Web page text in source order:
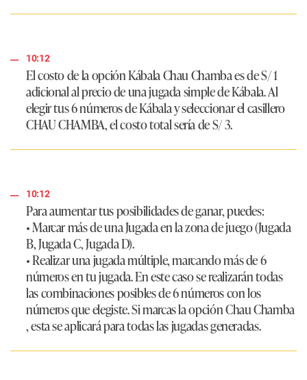
10:12
El costo de la opción Kábala Chau Chamba es de S/ 1
adicional al precio de una jugada simple de Kábala. Al
elegir tus 6 números de Kábala y seleccionar el casillero
CHAU CHAMBA, el costo total sería de S/ 3.
10:12
Para aumentar tus posibilidades de ganar, puedes:
• Marcar más de una Jugada en la zona de juego (Jugada
B, Jugada C, Jugada D).
• Realizar una jugada múltiple, marcando más de 6
números en tu jugada. En este caso se realizarán todas
las combinaciones posibles de 6 números con los
números que elegiste. Si marcas la opción Chau Chamba
, esta se aplicará para todas las jugadas generadas.